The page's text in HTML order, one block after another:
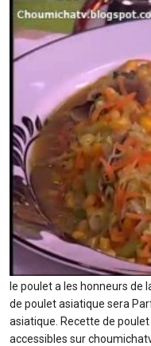
le poulet a les honneurs de
de poulet asiatique sera
asiatique. Recette de
accessibles sur